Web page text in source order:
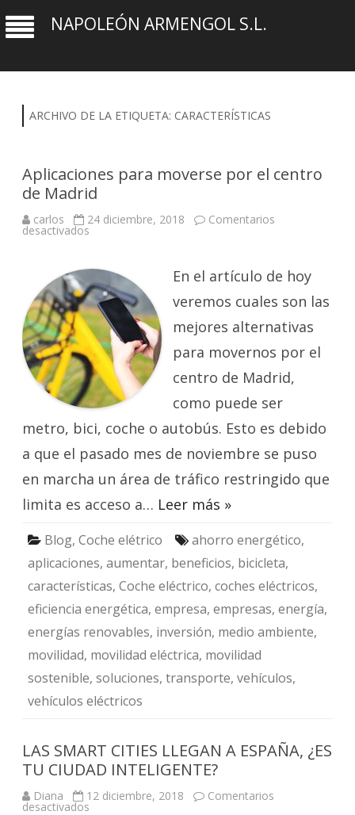
NAPOLEÓN ARMENGOL S.L.
ARCHIVO DE LA ETIQUETA: CARACTERÍSTICAS
Aplicaciones para moverse por el centro
de Madrid
carlos 24 diciembre, 2018 Comentarios
desactivados
por
el
centro
de
Madrid
En el artículo de hoy
veremos cuales son las
mejores alternativas
para movernos por el
centro de Madrid,
como puede ser
metro, bici, coche o autobús. Esto es debido
a que el pasado mes de noviembre se puso
en marcha un área de tráfico restringido que
limita es acceso a… Leer más »
Blog, Coche elétrico ahorro energético,
aplicaciones, aumentar, beneficios, bicicleta,
características, Coche eléctrico, coches eléctricos,
eficiencia energética, empresa, empresas, energía,
energías renovables, inversión, medio ambiente,
movilidad, movilidad eléctrica, movilidad
sostenible, soluciones, transporte, vehículos,
vehículos eléctricos
LAS SMART CITIES LLEGAN A ESPAÑA, ¿ES
TU CIUDAD INTELIGENTE?
Diana 12 diciembre, 2018 Comentarios
desactivados